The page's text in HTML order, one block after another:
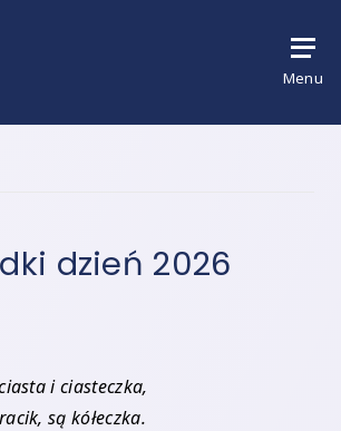
Menu
dzień 2026
i ciasteczka,
są kółeczka.